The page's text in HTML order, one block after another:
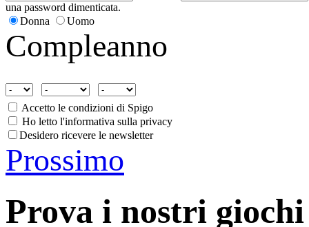
una password dimenticata.
Donna
Uomo
Compleanno
Accetto le condizioni di Spigo
Ho letto l'informativa sulla privacy
Desidero ricevere le newsletter
Prossimo
Prova i nostri giochi